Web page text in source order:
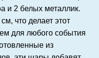
и 2 белых металлик.
что делает этот
для любого события
из